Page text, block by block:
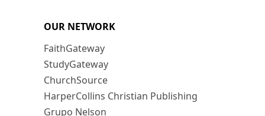
OUR NETWORK
FaithGateway
StudyGateway
ChurchSource
HarperCollins Christian Publishing
Grupo Nelson